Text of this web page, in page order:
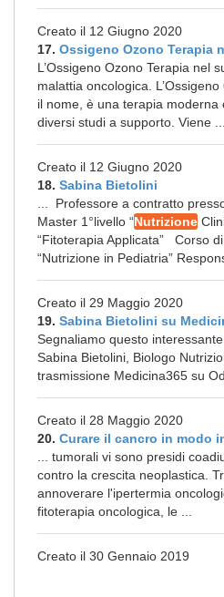
Creato il 12 Giugno 2020
17. Ossigeno Ozono Terapia
L’Ossigeno Ozono Terapia nel
malattia oncologica.
il nome, è una terapia
diversi studi a supporto. Viene ...
Creato il 12 Giugno 2020
18. Sabina Bietolini
... Professore a contratto
Master 1°livello “Nutrizione
“Fitoterapia Applicata” Corso
“Nutrizione in Pediatria”
Creato il 29 Maggio 2020
19. Sabina Bietolini su
Segnaliamo questo
Sabina Bietolini, Biologo
trasmissione Medicina365 su
Creato il 28 Maggio 2020
20. Curare il cancro in modo
... tumorali vi sono presidi
contro la crescita neoplastica.
annoverare l'ipertermia
fitoterapia oncologica, le ...
Creato il 30 Gennaio 2019